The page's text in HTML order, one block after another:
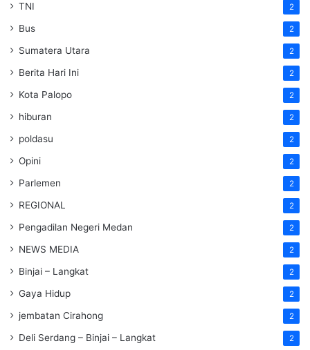
TNI 2
Bus 2
Sumatera Utara 2
Berita Hari Ini 2
Kota Palopo 2
hiburan 2
poldasu 2
Opini 2
Parlemen 2
REGIONAL 2
Pengadilan Negeri Medan 2
NEWS MEDIA 2
Binjai – Langkat 2
Gaya Hidup 2
jembatan Cirahong 2
Deli Serdang – Binjai – Langkat 2